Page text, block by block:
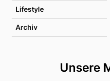
Lifestyle
Archiv
Unsere